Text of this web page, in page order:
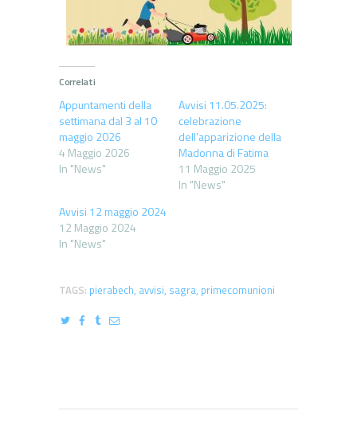
Correlati
Appuntamenti della
settimana dal 3 al 10
maggio 2026
4 Maggio 2026
In "News"
Avvisi 11.05.2025:
celebrazione
dell’apparizione della
Madonna di Fatima
11 Maggio 2025
In "News"
Avvisi 12 maggio 2024
12 Maggio 2024
In "News"
TAGS: pierabech, avvisi, sagra, primecomunioni